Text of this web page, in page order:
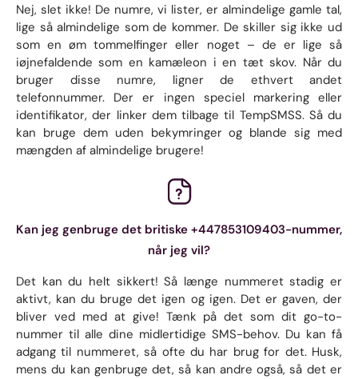
Nej, slet ikke! De numre, vi lister, er almindelige gamle tal,
lige så almindelige som de kommer. De skiller sig ikke ud
som en øm tommelfinger eller noget – de er lige så
iøjnefaldende som en kamæleon i en tæt skov. Når du
bruger disse numre, ligner de ethvert andet
telefonnummer. Der er ingen speciel markering eller
identifikator, der linker dem tilbage til TempSMSS. Så du
kan bruge dem uden bekymringer og blande sig med
mængden af ​​almindelige brugere!
Kan jeg genbruge det britiske +447853109403-nummer,
når jeg vil?
Det kan du helt sikkert! Så længe nummeret stadig er
aktivt, kan du bruge det igen og igen. Det er gaven, der
bliver ved med at give! Tænk på det som dit go-to-
nummer til alle dine midlertidige SMS-behov. Du kan få
adgang til nummeret, så ofte du har brug for det. Husk,
mens du kan genbruge det, så kan andre også, så det er